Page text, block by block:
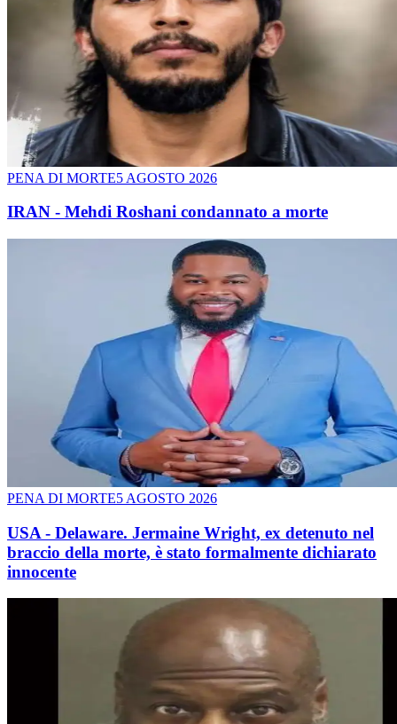
PENA DI MORTE5 AGOSTO 2026
IRAN - Mehdi Roshani condannato a morte
PENA DI MORTE5 AGOSTO 2026
USA - Delaware. Jermaine Wright, ex detenuto nel
braccio della morte, è stato formalmente dichiarato
innocente